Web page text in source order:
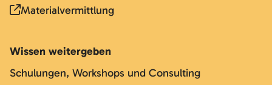
Materialvermittlung
Wissen weitergeben
Schulungen, Workshops und Consulting